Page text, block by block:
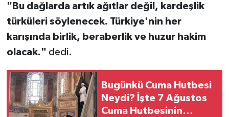
"Bu dağlarda artık ağıtlar değil, kardeşlik
türküleri söylenecek. Türkiye'nin her
karışında birlik, beraberlik ve huzur hakim
olacak." dedi.
Bugünkü Cuma Hutbesi
Neydi? İşte 7 Ağustos
Cuma Hutbesinin